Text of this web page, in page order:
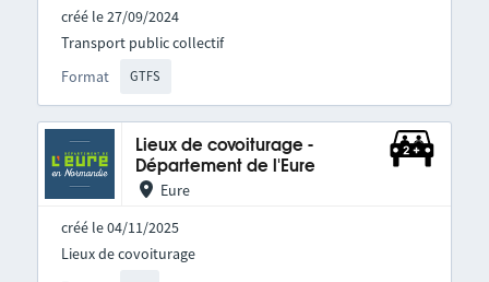
créé le 27/09/2024
Format GTFS
Transport public collectif
Lieux de covoiturage -
Département de l'Eure
Eure
créé le 04/11/2025
Lieux de covoiturage